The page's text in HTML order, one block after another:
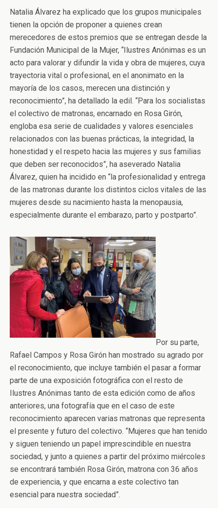
Natalia Álvarez ha explicado que los grupos municipales
tienen la opción de proponer a quienes crean
merecedores de estos premios que se entregan desde la
Fundación Municipal de la Mujer, “Ilustres Anónimas es un
acto para valorar y difundir la vida y obra de mujeres, cuya
trayectoria vital o profesional, en el anonimato en la
mayoría de los casos, merecen una distinción y
reconocimiento”, ha detallado la edil. “Para los socialistas
el colectivo de matronas, encarnado en Rosa Girón,
engloba esa serie de cualidades y valores esenciales
relacionados con las buenas prácticas, la integridad, la
honestidad y el respeto hacia las mujeres y sus familias
que deben ser reconocidos”, ha aseverado Natalia
Álvarez, quien ha incidido en “la profesionalidad y entrega
de las matronas durante los distintos ciclos vitales de las
mujeres desde su nacimiento hasta la menopausia,
especialmente durante el embarazo, parto y postparto”.
Por su parte,
Rafael Campos y Rosa Girón han mostrado su agrado por
el reconocimiento, que incluye también el pasar a formar
parte de una exposición fotográfica con el resto de
Ilustres Anónimas tanto de esta edición como de años
anteriores, una fotografía que en el caso de este
reconocimiento aparecen varias matronas que representa
el presente y futuro del colectivo. “Mujeres que han tenido
y siguen teniendo un papel imprescindible en nuestra
sociedad, y junto a quienes a partir del próximo miércoles
se encontrará también Rosa Girón, matrona con 36 años
de experiencia, y que encarna a este colectivo tan
esencial para nuestra sociedad”.